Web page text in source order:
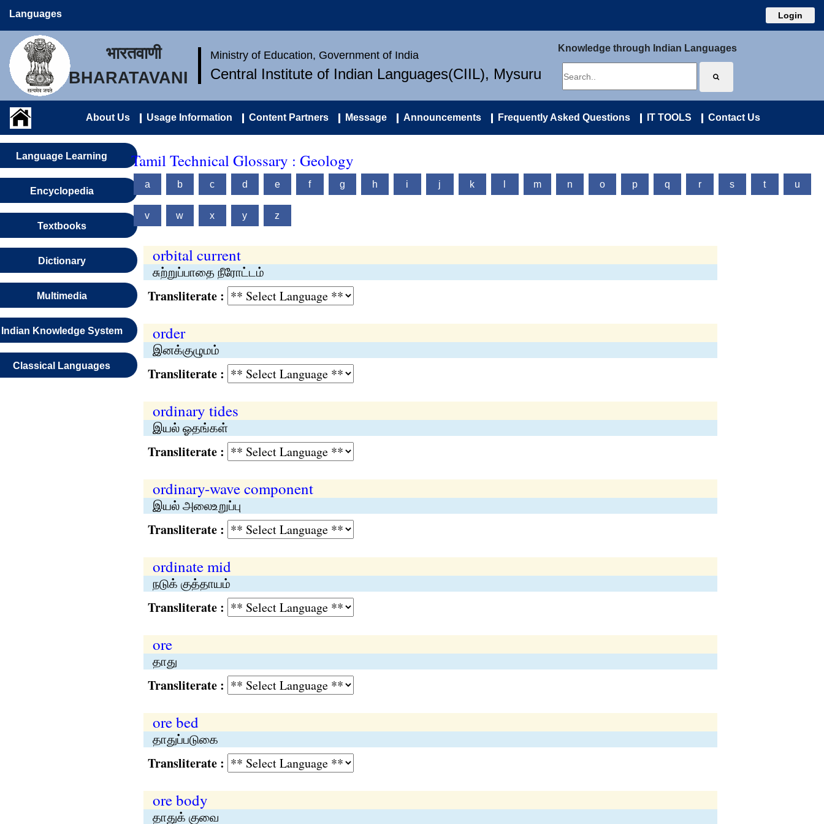
Languages Login
भारतवाणी
BHARATAVANI
Ministry of Education, Government of India
Central Institute of Indian Languages(CIIL), Mysuru
Knowledge through Indian Languages
About Us Usage Information Content Partners Message Announcements Frequently Asked Questions IT TOOLS Contact Us
Language Learning
Encyclopedia
Textbooks
Dictionary
Multimedia
Indian Knowledge System
Classical Languages
Tamil Technical Glossary : Geology
a b c d e f g h i j k m n o p q r s t u
v w x y z
orbital current
சுற்றுப்பாதை நீரோட்டம்
Transliterate :
order
இனக்குழுமம்
Transliterate :
ordinary tides
இயல் ஓதங்கள்
Transliterate :
ordinary-wave component
இயல் அலைஉறுப்பு
Transliterate :
ordinate mid
நடுக் குத்தாயம்
Transliterate :
ore
தாது
Transliterate :
ore bed
தாதுப்படுகை
Transliterate :
ore body
தாதுக் குவை